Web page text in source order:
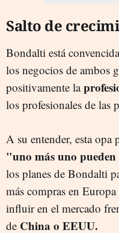
Salto de
Bondalti está
los negocios de ambos
positivamente la
los profesionales de las
A su entender, esta opa
"uno más uno pueden
los planes de Bondalti
más compras en
influir en el mercado
de China o EEUU.